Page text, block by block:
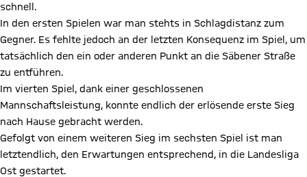
schnell.
In den ersten Spielen war man stehts in Schlagdistanz zum
Gegner. Es fehlte jedoch an der letzten Konsequenz im Spiel, um
tatsächlich den ein oder anderen Punkt an die Säbener Straße
zu entführen.
Im vierten Spiel, dank einer geschlossenen
Mannschaftsleistung, konnte endlich der erlösende erste Sieg
nach Hause gebracht werden.
Gefolgt von einem weiteren Sieg im sechsten Spiel ist man
letztendlich, den Erwartungen entsprechend, in die Landesliga
Ost gestartet.